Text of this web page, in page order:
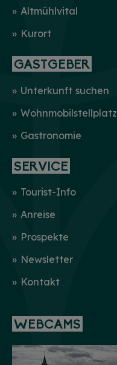
Altmühlvital
Kurort
GASTGEBER
Unterkunft suchen
Wohnmobilstellplatz
Gastronomie
SERVICE
Tourist-Info
Anreise
Prospekte
Newsletter
Kontakt
WEBCAMS